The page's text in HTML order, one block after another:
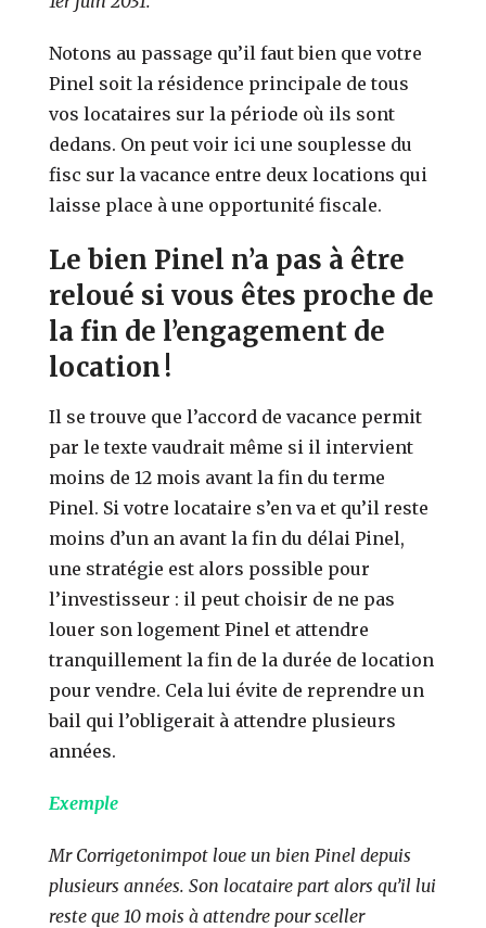
Notons au passage qu’il faut bien que votre
Pinel soit la résidence principale de tous
vos locataires sur la période où ils sont
dedans. On peut voir ici une souplesse du
fisc sur la vacance entre deux locations qui
laisse place à une opportunité fiscale.
Le bien Pinel n’a pas à être
reloué si vous êtes proche de
la fin de l’engagement de
location !
Il se trouve que l’accord de vacance permit
par le texte vaudrait même si il intervient
moins de 12 mois avant la fin du terme
Pinel. Si votre locataire s’en va et qu’il reste
moins d’un an avant la fin du délai Pinel,
une stratégie est alors possible pour
l’investisseur : il peut choisir de ne pas
louer son logement Pinel et attendre
tranquillement la fin de la durée de location
pour vendre. Cela lui évite de reprendre un
bail qui l’obligerait à attendre plusieurs
années.
Exemple
Mr Corrigetonimpot loue un bien Pinel depuis
plusieurs années. Son locataire part alors qu’il lui
reste que 10 mois à attendre pour sceller